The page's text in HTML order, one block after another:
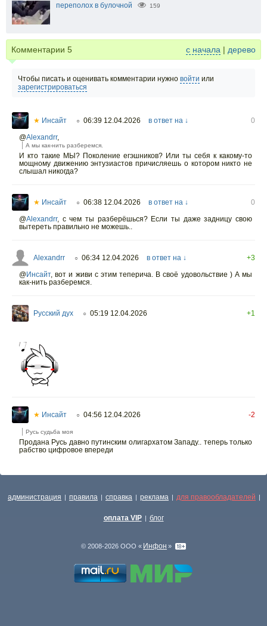
переполох в булочной 159
Комментарии 5 с начала | дерево
Чтобы писать и оценивать комментарии нужно войти или
зарегистрироваться
★ Инсайт ○ 06:39 12.04.2026 в ответ на ↓
0
@Alexandrr,
А мы как-нить разберемся.
И кто такие МЫ? Поколение егэшников? Или ты себя к какому-то
мощному движению энтузиастов причисляешь о котором никто не
слышал никогда?
★ Инсайт ○ 06:38 12.04.2026 в ответ на ↓
0
@Alexandrr, с чем ты разберёшься? Если ты даже задницу свою
вытереть правильно не можешь..
Alexandrr ○ 06:34 12.04.2026 в ответ на ↓
+3
@Инсайт, вот и живи с этим теперича. В своё удовольствие ) А мы
как-нить разберемся.
Русский дух ○ 05:19 12.04.2026 +1
★ Инсайт ○ 04:56 12.04.2026 -2
Русь судьба моя
Продана Русь давно путинским олигархатом Западу.. теперь только
рабство цифровое впереди
администрация | правила | справка | реклама | для правообладателей |
оплата VIP | блог
© 2008-2026 ООО « Инфон »